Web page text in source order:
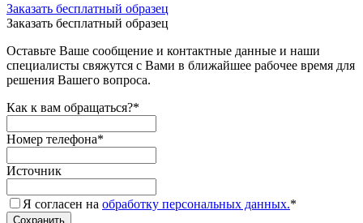
Заказать бесплатный образец
Заказать бесплатный образец
Оставьте Ваше сообщение и контактные данные и наши
специалисты свяжутся с Вами в ближайшее рабочее время для
решения Вашего вопроса.
Как к вам обращаться?*
Номер телефона*
Источник
Я согласен на обработку персональных данных.*